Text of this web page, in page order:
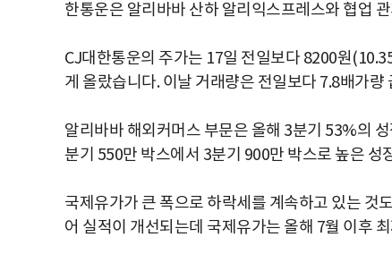
한통운은 알리바바 산하 알리익스프레스와 협업
CJ대한통운의 주가는 17일 전일보다 8200원
게 올랐습니다. 이날 거래량은 전일보다 7.8배가량
알리바바 해외커머스 부문은 올해 3분기 53%의
분기 550만 박스에서 3분기 900만 박스로 높은 성
국제유가가 큰 폭으로 하락세를 계속하고 있는 것
어 실적이 개선되는데 국제유가는 올해 7월 이후